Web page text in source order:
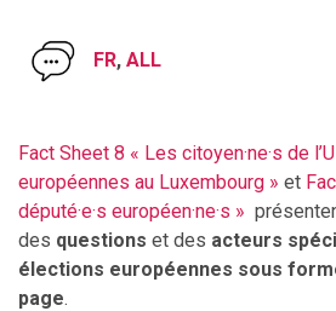
FR, ALL
Fact Sheet 8 « Les citoyen·ne·s de
européennes au Luxembourg » et
député·e·s européen·ne·s »
des questions et des acteurs
élections européennes sous
page.